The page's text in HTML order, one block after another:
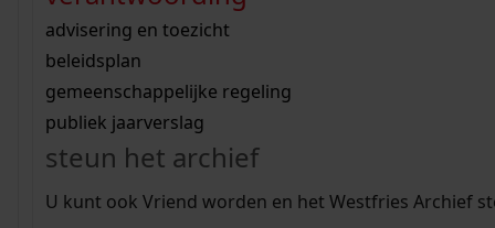
bouwvergunningen
omgevingsvergunningen
vergunningen
beeld en geluid
uitleg nodig?
Wij helpen u op weg met een aantal zoektips.
bekijk alle zoektips
Wij helpen u op weg met een aantal zoektips.
bekijk alle zoektips
bekijk ons geschiedenislokaal
advisering en toezicht
beleidsplan
gemeenschappelijke regeling
publiek jaarverslag
steun het archief
U kunt ook Vriend worden en het Westfries Archief
zoektips
Mijn Studiezaal (inloggen)
uw zoekopdracht te